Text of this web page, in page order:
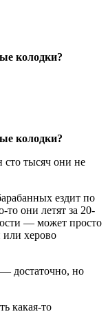
колодки?
колодки?
сто тысяч они не
ездит по
то они летят за 20-
— может просто
или херово
достаточно, но
какая-то